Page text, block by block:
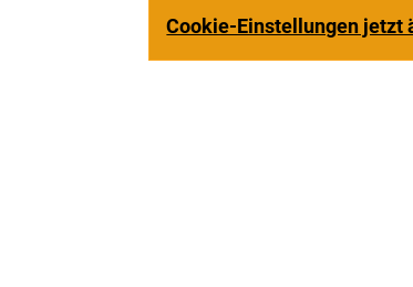
Cookie-Einstellungen jetzt